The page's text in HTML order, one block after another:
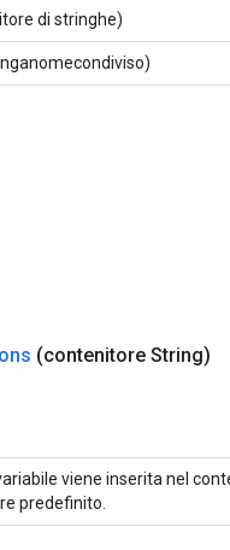
di stringhe)
(contenitore String)
viene inserita nel
predefinito.